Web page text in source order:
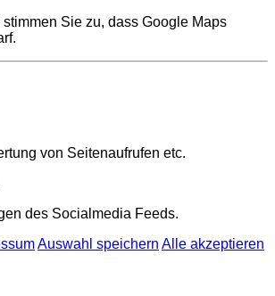
Sie zu, dass Google Maps
von Seitenaufrufen etc.
des Socialmedia Feeds.
Auswahl speichern Alle akzeptieren